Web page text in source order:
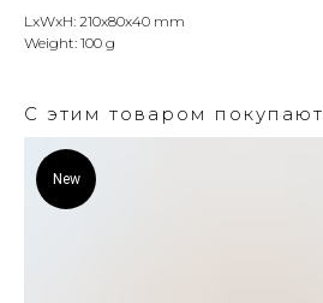
LxWxH: 210x80x40 mm
Weight: 100 g
С этим товаром покупают
New